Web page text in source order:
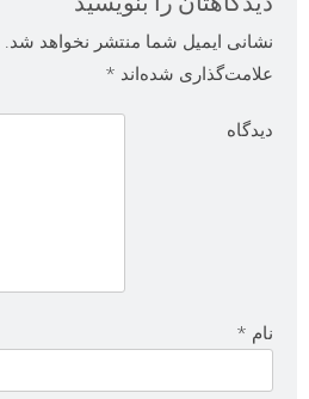
نشانی ایمیل شما منتشر نخواهد شد.
علامت‌گذاری شده‌اند *
دیدگاه
نام *